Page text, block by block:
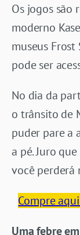
Os jogos são
moderno
museus Frost
pode ser
No dia da
o trânsito de
puder pare a
a pé. Juro
você perderá
Compre
Uma febre